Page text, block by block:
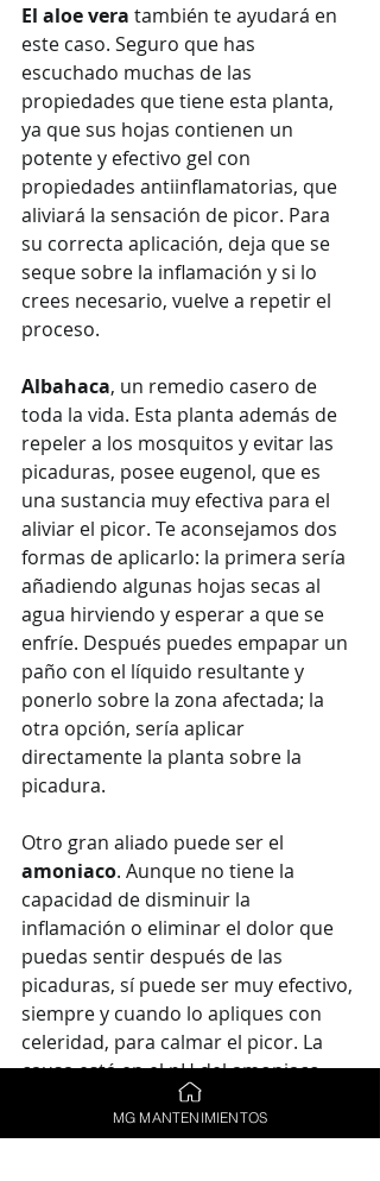
El aloe vera también te ayudará en
este caso. Seguro que has
escuchado muchas de las
propiedades que tiene esta planta,
ya que sus hojas contienen un
potente y efectivo gel con
propiedades antiinflamatorias, que
aliviará la sensación de picor. Para
su correcta aplicación, deja que se
seque sobre la inflamación y si lo
crees necesario, vuelve a repetir el
proceso.
Albahaca, un remedio casero de
toda la vida. Esta planta además de
repeler a los mosquitos y evitar las
picaduras, posee eugenol, que es
una sustancia muy efectiva para el
aliviar el picor. Te aconsejamos dos
formas de aplicarlo: la primera sería
añadiendo algunas hojas secas al
agua hirviendo y esperar a que se
enfríe. Después puedes empapar un
paño con el líquido resultante y
ponerlo sobre la zona afectada; la
otra opción, sería aplicar
directamente la planta sobre la
picadura.
Otro gran aliado puede ser el
amoniaco. Aunque no tiene la
capacidad de disminuir la
inflamación o eliminar el dolor que
puedas sentir después de las
picaduras, sí puede ser muy efectivo,
siempre y cuando lo apliques con
celeridad, para calmar el picor. La
causa está en el pH del amoniaco,
que neutraliza el ácido veneno del
MG MANTENIMIENTOS